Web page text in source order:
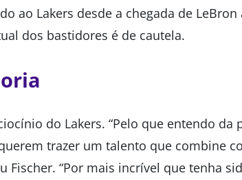
ao Lakers desde a chegada de
dos bastidores é de cautela.
do Lakers. “Pelo que entendo da
trazer um talento que combine
Fischer. “Por mais incrível que tenha